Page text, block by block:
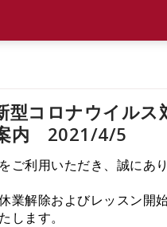
型コロナウイルス
内 2021/4/5
ご利用いただき、誠にあ
業解除およびレッスン開
します。